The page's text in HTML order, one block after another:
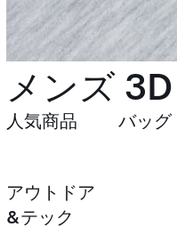
メンズ
人気商品 バッグ
アウトドア
&テック